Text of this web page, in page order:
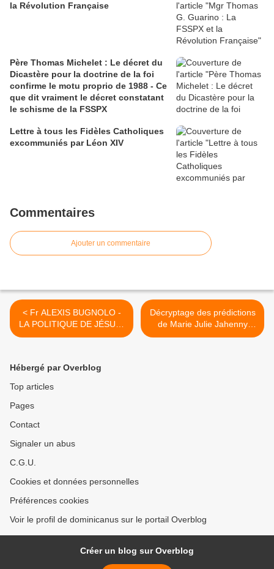
la Révolution Française
Père Thomas Michelet : Le décret du
Dicastère pour la doctrine de la foi
confirme le motu proprio de 1988 - Ce
que dit vraiment le décret constatant
le schisme de la FSSPX
Lettre à tous les Fidèles Catholiques
excommuniés par Léon XIV
Commentaires
Ajouter un commentaire
< Fr ALEXIS BUGNOLO -
LA POLITIQUE DE JÉSUS-
CHRIST
Décryptage des prédictions
de Marie Julie Jahenny
avec XAVIER AYRAL >
Hébergé par Overblog
Top articles
Pages
Contact
Signaler un abus
C.G.U.
Cookies et données personnelles
Préférences cookies
Voir le profil de dominicanus sur le portail Overblog
Créer un blog sur Overblog